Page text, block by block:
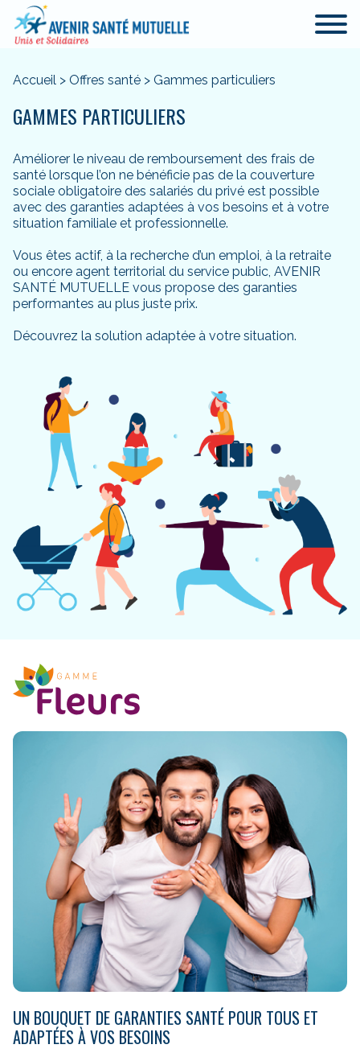
Accueil > Offres santé > Gammes particuliers
GAMMES PARTICULIERS
Améliorer le niveau de remboursement des frais de
santé lorsque l’on ne bénéficie pas de la couverture
sociale obligatoire des salariés du privé est possible
avec des garanties adaptées à vos besoins et à votre
situation familiale et professionnelle.
Vous êtes actif, à la recherche d’un emploi, à la retraite
ou encore agent territorial du service public, AVENIR
SANTÉ MUTUELLE vous propose des garanties
performantes au plus juste prix.
Découvrez la solution adaptée à votre situation.
UN BOUQUET DE GARANTIES SANTÉ POUR TOUS ET
ADAPTÉES À VOS BESOINS